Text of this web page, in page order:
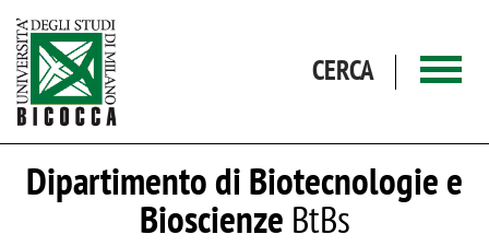
CERCA
Dipartimento di Biotecnologie e
Bioscienze BtBs